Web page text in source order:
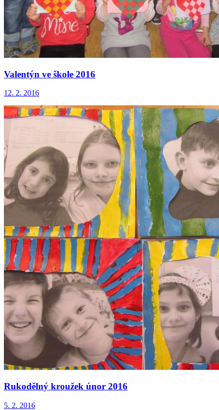
Valentýn ve škole 2016
12. 2. 2016
Rukodělný kroužek únor 2016
5. 2. 2016